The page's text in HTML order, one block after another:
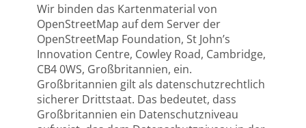
Wir binden das Kartenmaterial von
OpenStreetMap auf dem Server der
OpenStreetMap Foundation, St John’s
Innovation Centre, Cowley Road, Cambridge,
CB4 0WS, Großbritannien, ein.
Großbritannien gilt als datenschutzrechtlich
sicherer Drittstaat. Das bedeutet, dass
Großbritannien ein Datenschutzniveau